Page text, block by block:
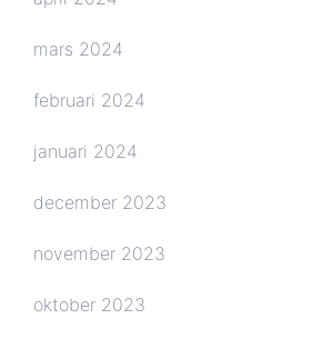
mars 2024
februari 2024
januari 2024
december 2023
november 2023
oktober 2023